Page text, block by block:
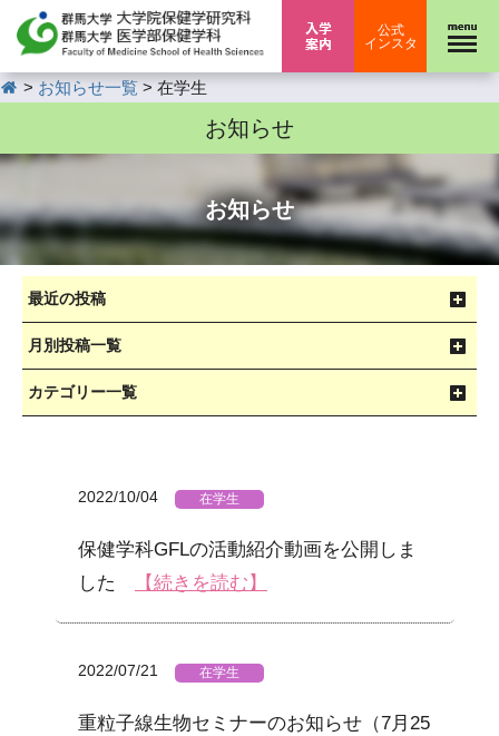
公式
インスタ
HOME
> お知らせ一覧 > 在学生
お知らせ
お知らせ
最近の投稿
月別投稿一覧
カテゴリー一覧
2022/10/04 在学生
保健学科GFLの活動紹介動画を公開しま
した
【続きを読む】
2022/07/21 在学生
重粒子線生物セミナーのお知らせ（7月25